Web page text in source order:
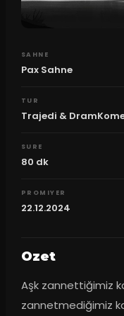
SAHNE
Pax Sahne
TUR
Trajedi &
SURE
80 dk
PROMIYER
22.12.2024
Ozet
Aşk zannettiğimiz
zannetmediğimiz